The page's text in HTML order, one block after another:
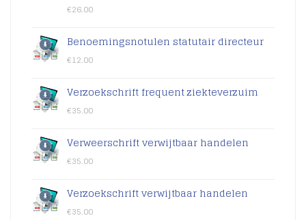
€26.00
Benoemingsnotulen statutair directeur
€12.00
Verzoekschrift frequent ziekteverzuim
€35.00
Verweerschrift verwijtbaar handelen
€35.00
Verzoekschrift verwijtbaar handelen
€35.00